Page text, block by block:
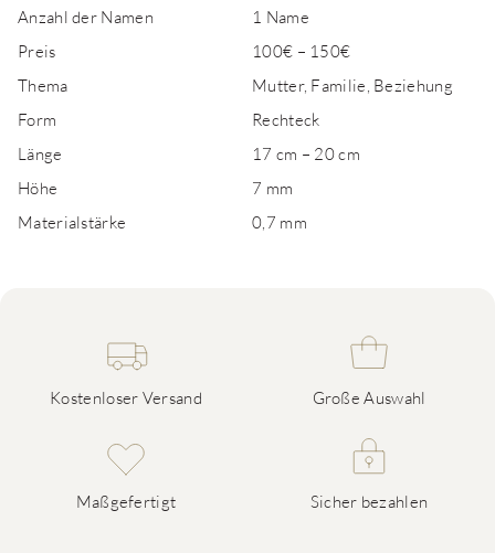
Anzahl der Namen
1 Name
Preis
100€ – 150€
Thema
Mutter, Familie, Beziehung
Form
Rechteck
Länge
17 cm – 20 cm
Höhe
7 mm
Materialstärke
0,7 mm
Kostenloser Versand Große Auswahl
Maßgefertigt Sicher bezahlen